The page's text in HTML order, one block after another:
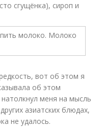
сгущёнка), сироп и
вот об этом я
об этом
меня на мысль
азиатских блюдах,
не удалось.